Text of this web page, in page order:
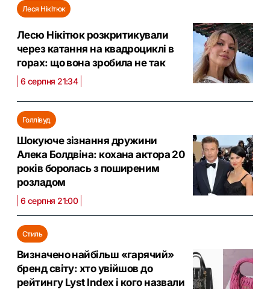
Леся Нікітюк
Лесю Нікітюк розкритикували
через катання на квадроциклі в
горах: що вона зробила не так
6 серпня 21:34
Голлівуд
Шокуюче зізнання дружини
Алека Болдвіна: кохана актора 20
років боролась з поширеним
розладом
6 серпня 21:00
Стиль
Визначено найбільш «гарячий»
бренд світу: хто увійшов до
рейтингу Lyst Index і кого назвали